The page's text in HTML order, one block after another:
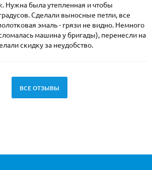
Нужна была утепленная и чтобы
Сделали выносные петли, все
эмаль - грязи не видно. Немного
машина у бригады), перенесли на
скидку за неудобство.
ВСЕ ОТЗЫВЫ